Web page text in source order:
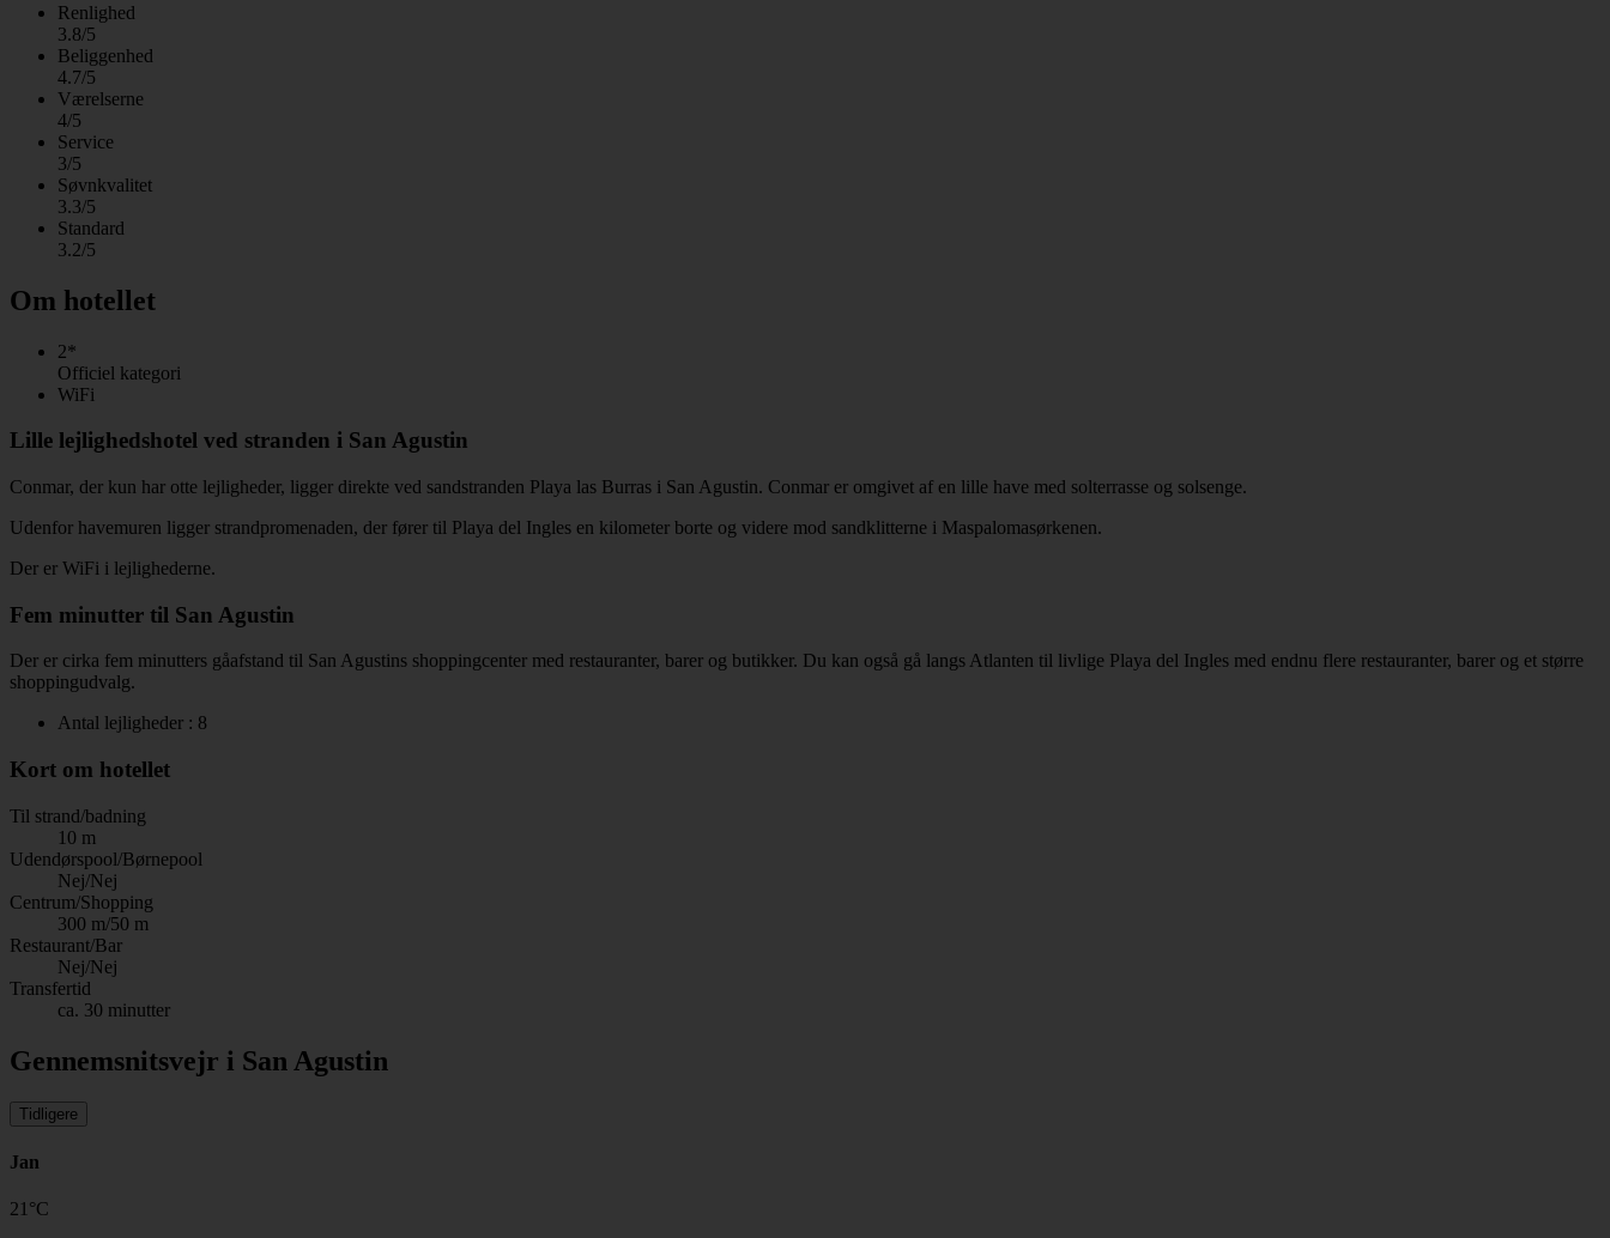
Renlighed
3.8/5
Beliggenhed
4.7/5
Værelserne
4/5
Service
3/5
Søvnkvalitet
3.3/5
Standard
3.2/5
Om hotellet
2*
Officiel kategori
WiFi
Lille lejlighedshotel ved stranden i San Agustin
Conmar, der kun har otte lejligheder, ligger direkte ved sandstranden Playa las Burras i San Agustin. Conmar er omgivet af en lille have med solterrasse og solsenge.
Udenfor havemuren ligger strandpromenaden, der fører til Playa del Ingles en kilometer borte og videre mod sandklitterne i Maspalomasørkenen.
Der er WiFi i lejlighederne.
Fem minutter til San Agustin
Der er cirka fem minutters gåafstand til San Agustins shoppingcenter med restauranter, barer og butikker. Du kan også gå langs Atlanten til livlige Playa del Ingles med endnu flere restauranter, barer og et større
shoppingudvalg.
Antal lejligheder : 8
Kort om hotellet
Til strand/badning
10 m
Udendørspool/Børnepool
Nej/Nej
Centrum/Shopping
300 m/50 m
Restaurant/Bar
Nej/Nej
Transfertid
ca. 30 minutter
Gennemsnitsvejr i San Agustin
Tidligere
Jan
21 °C